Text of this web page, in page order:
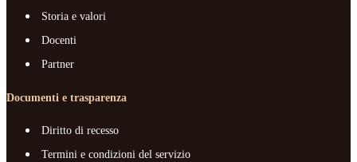
Storia e valori
Docenti
Partner
Documenti e trasparenza
Diritto di recesso
Termini e condizioni del servizio